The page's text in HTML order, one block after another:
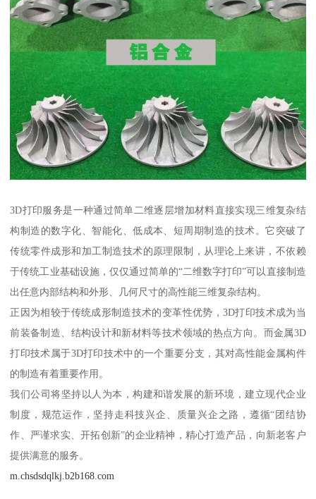
3D打印服务是一种通过简单二维逐层增加材料直接实现三维复杂结
构制造的数字化、智能化、低成本、短周期制造的技术。它突破了
传统零件成形和加工制造技术的原理限制，从理论上来讲，不依赖
于传统工业基础设施，仅仅通过简单的“二维数字打印”可以直接制造
出任意内部结构和外形、几何尺寸的高性能三维复杂结构。
正因为相较于传统成形制造技术的变革性优势，3D打印技术成为当
前装备制造、结构设计和新材料等技术领域的热点方向。而金属3D
打印技术属于3D打印技术中的一个重要分支，其对高性能金属构件
的制造有着重要作用。
我们公司将坚持以人为本，构建和谐发展的新环境，建立现代企业
制度，规范运作，坚持走科技兴企、质量兴企之路，遵循“团结协
作、严谨求实、开拓创新”的企业精神，精心打造产品，向新老客户
提供满意的服务。
m.chsdsdqlkj.b2b168.com